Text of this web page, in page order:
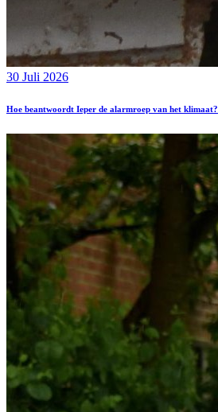
30 Juli 2026
Hoe beantwoordt Ieper de alarmroep van het klimaat?